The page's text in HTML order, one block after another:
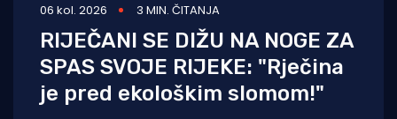
06 kol. 2026 3 MIN. ČITANJA
RIJEČANI SE DIŽU NA NOGE ZA
SPAS SVOJE RIJEKE: "Rječina
je pred ekološkim slomom!"